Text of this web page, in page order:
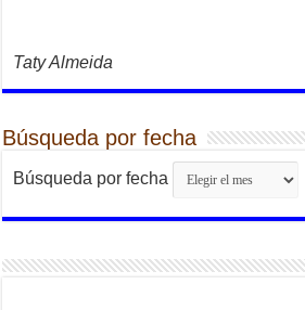
Taty Almeida
Búsqueda por fecha
Búsqueda por fecha